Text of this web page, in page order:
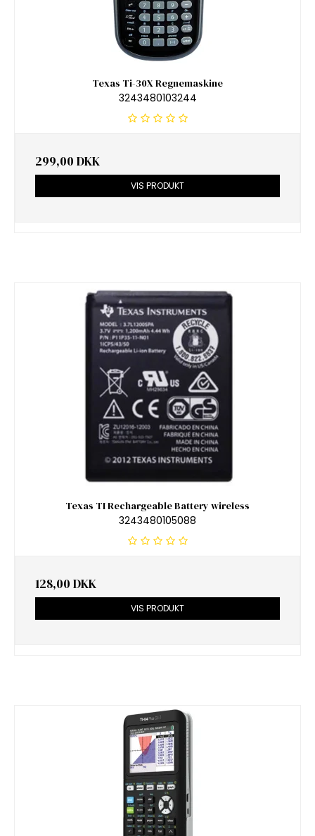
Texas Ti-30X Regnemaskine
3243480103244
299,00 DKK
VIS PRODUKT
Texas TI Rechargeable Battery wireless
3243480105088
128,00 DKK
VIS PRODUKT